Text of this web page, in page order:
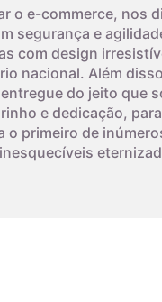
o e-commerce, nos
segurança e
com design
nacional. Além
do jeito que
e dedicação,
o primeiro de